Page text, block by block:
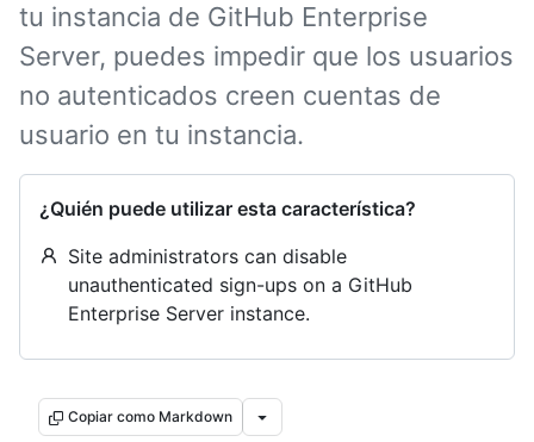
tu instancia de GitHub Enterprise
Server, puedes impedir que los usuarios
no autenticados creen cuentas de
usuario en tu instancia.
¿Quién puede utilizar esta característica?
Site administrators can disable
unauthenticated sign-ups on a GitHub
Enterprise Server instance.
Copiar como Markdown